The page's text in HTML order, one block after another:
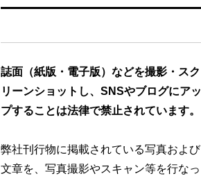
誌面（紙版・電子版）などを撮影・スク
リーンショットし、SNSやブログにアッ
プすることは法律で禁止されています。
弊社刊行物に掲載されている写真および
文章を、写真撮影やスキャン等を行なっ